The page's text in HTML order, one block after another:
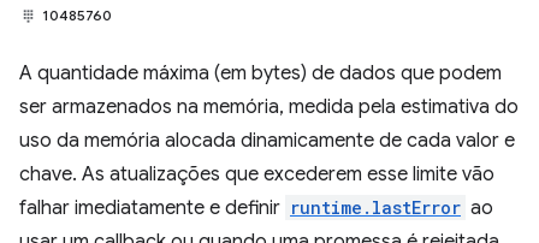
10485760
A quantidade máxima (em bytes) de dados que podem
ser armazenados na memória, medida pela estimativa do
uso da memória alocada dinamicamente de cada valor e
chave. As atualizações que excederem esse limite vão
falhar imediatamente e definir runtime.lastError ao